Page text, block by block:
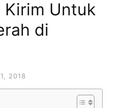
Kirim Untuk
di
2018